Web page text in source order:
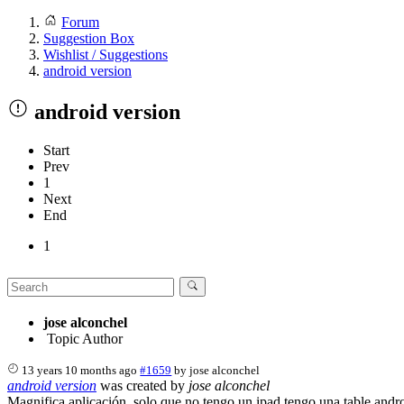
Forum
Suggestion Box
Wishlist / Suggestions
android version
android version
Start
Prev
1
Next
End
1
jose alconchel
Topic Author
13 years 10 months ago #1659 byjose alconchel
android version was created by jose alconchel